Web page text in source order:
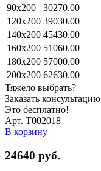
90x200
30270.00
120x200 39030.00
140x200 45430.00
160x200 51060.00
180x200 57000.00
200x200 62630.00
Тяжело выбрать?
Заказать консультацию
Это бесплатно!
Арт. Т002018
В корзину
24640 руб.